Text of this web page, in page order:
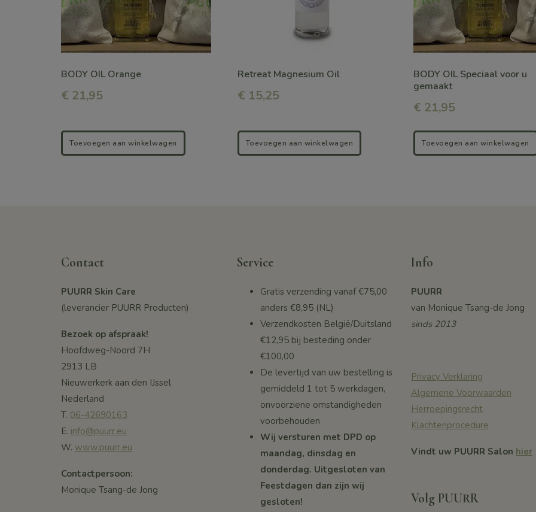
BODY OIL Orange
€ 21,95
Toevoegen aan winkelwagen
Retreat Magnesium Oil
€ 15,25
Toevoegen aan winkelwagen
BODY OIL Speciaal voor u
gemaakt
€ 21,95
Toevoegen aan winkelwagen
Contact
PUURR Skin Care
(leverancier PUURR Producten)
Bezoek op afspraak!
Hoofdweg-Noord 7H
2913 LB
Nieuwerkerk aan den IJssel
Nederland
T. 06-42690163
E. info@puurr.eu
W. www.puurr.eu
Contactpersoon:
Monique Tsang-de Jong
Service
Gratis verzending vanaf €75,00
anders €8,95 (NL)
Verzendkosten België/Duitsland
€12,95 bij besteding onder
€100,00
De levertijd van uw bestelling is
gemiddeld 1 tot 5 werkdagen,
onvoorziene omstandigheden
voorbehouden
Wij versturen met DPD op
maandag, dinsdag en
donderdag. Uitgesloten van
Feestdagen dan zijn wij
gesloten!
Info
PUURR
van Monique Tsang-de Jong
sinds 2013
Privacy Verklaring
Algemene Voorwaarden
Herroepingsrecht
Klachtenprocedure
Vindt uw PUURR Salon hier
Volg PUURR